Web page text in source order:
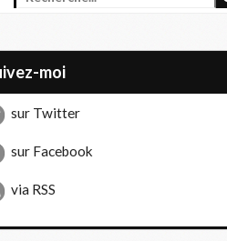
moi
sur Twitter
sur Facebook
via RSS